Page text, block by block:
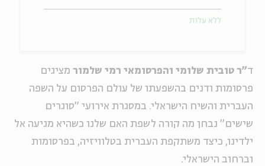
ד"ר טובית שלומי והפרסומאי רמי שלמור מציגים
פרסומות ודנים בהשפעתו של עולם הפרסום על השפה
העברית והשיח הישראלי. במסגרת אירועי "סוגרים
שישים" נבחן מה קורה לשפת האם שלנו כשהיא מגיעה אל
ילדינו, כיצד משתקפת העברית בטלוויזיה, בפרסומות
וברחוב הישראלי.
ללא עלות